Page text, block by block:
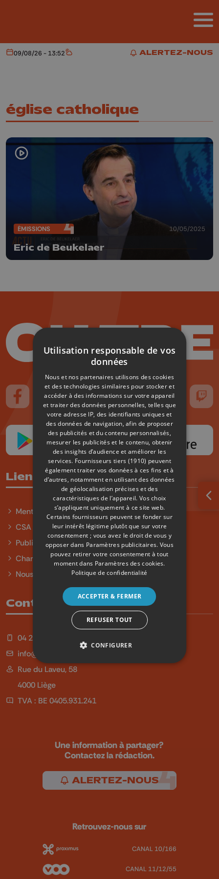
ALERTEZ-NOUS
ALERTEZ-NOUS
Aujourd'hui
09/08/26 - 13:52 Météo
église catholique
ÉMISSIONS 10/05/2025
Eric de Beukelaer
Suivez-nous sur FaceBook
Suivez-nous sur Instagram
Suivez-nous sur TikTokSuivez-nous sur YouTube
Suivez-nous
Liens utiles
Mentions légales
CSA
Publicité
Charte sur l'égalité et la diversité
Nous contacter
Contact
04 254 99 99
info@qu4tre.be
Rue du Laveu, 58
4000 Liège
TVA : BE 0405.931.241
Une information à partager?
Contactez la rédaction.
ALERTEZ-NOUS
Retrouvez-nous sur
CANAL 10/166
CANAL 11/12/55
Utilisation responsable de vos
données
Nous et nos partenaires utilisons des cookies
et des technologies similaires pour stocker et
accéder à des informations sur votre appareil
et traiter des données personnelles, telles que
votre adresse IP, des identifiants uniques et
des données de navigation, afin de proposer
des publicités et du contenu personnalisés,
mesurer les publicités et le contenu, obtenir
des insights d’audience et améliorer les
services. Fournisseurs tiers (1910) peuvent
également traiter vos données à ces fins et à
d’autres, notamment en utilisant des données
de géolocalisation précises et des
caractéristiques de l’appareil. Vos choix
s’appliquent uniquement à ce site web.
Certains fournisseurs peuvent se fonder sur
leur intérêt légitime plutôt que sur votre
consentement ; vous avez le droit de vous y
opposer dans Paramètres publicitaires. Vous
pouvez retirer votre consentement à tout
moment dans Paramètres des cookies.
Politique de confidentialité
ACCEPTER & FERMER
REFUSER TOUT
CONFIGURER